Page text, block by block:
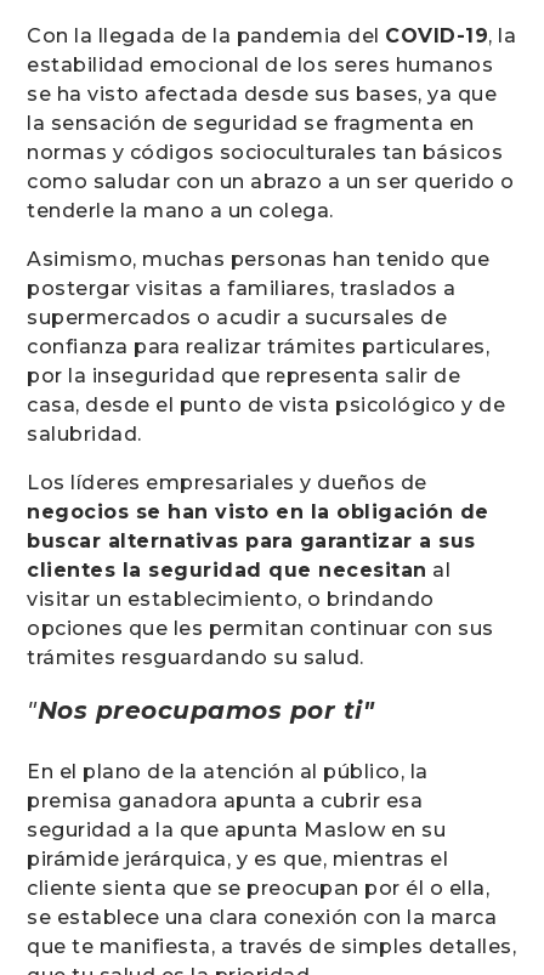
Con la llegada de la pandemia del COVID-19, la
estabilidad emocional de los seres humanos
se ha visto afectada desde sus bases, ya que
la sensación de seguridad se fragmenta en
normas y códigos socioculturales tan básicos
como saludar con un abrazo a un ser querido o
tenderle la mano a un colega.
Asimismo, muchas personas han tenido que
postergar visitas a familiares, traslados a
supermercados o acudir a sucursales de
confianza para realizar trámites particulares,
por la inseguridad que representa salir de
casa, desde el punto de vista psicológico y de
salubridad.
Los líderes empresariales y dueños de
negocios se han visto en la obligación de
buscar alternativas para garantizar a sus
clientes la seguridad que necesitan al
visitar un establecimiento, o brindando
opciones que les permitan continuar con sus
trámites resguardando su salud.
"Nos preocupamos por ti"
En el plano de la atención al público, la
premisa ganadora apunta a cubrir esa
seguridad a la que apunta Maslow en su
pirámide jerárquica, y es que, mientras el
cliente sienta que se preocupan por él o ella,
se establece una clara conexión con la marca
que te manifiesta, a través de simples detalles,